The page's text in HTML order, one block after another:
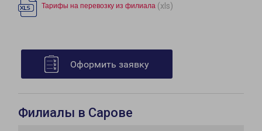
Тарифы на перевозку из филиала (xls)
Оформить заявку
Филиалы в Сарове